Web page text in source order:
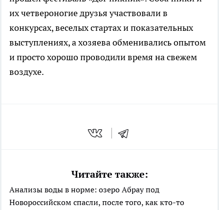
их четвероногие друзья участвовали в
конкурсах, веселых стартах и показательных
выступлениях, а хозяева обменивались опытом
и просто хорошо проводили время на свежем
воздухе.
Читайте также:
Анализы воды в норме: озеро Абрау под
Новороссийском спасли, после того, как кто-то